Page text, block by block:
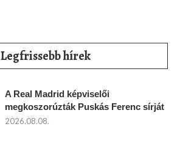
Legfrissebb hírek
A Real Madrid képviselői
megkoszorúzták Puskás Ferenc sírját
2026.08.08.